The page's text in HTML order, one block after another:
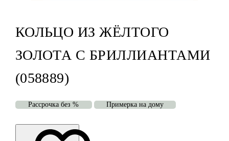
КОЛЬЦО ИЗ ЖЁЛТОГО
ЗОЛОТА С БРИЛЛИАНТАМИ
(058889)
Рассрочка без % Примерка на дому